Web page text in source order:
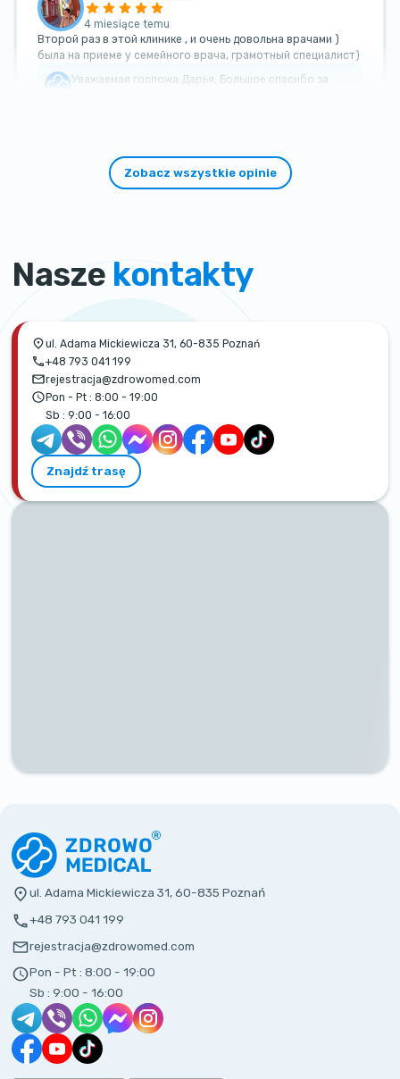
4 miesiące temu
Второй раз в этой клинике , и очень довольна врачами )
была на приеме у семейного врача, грамотный специалист)
Уважаемая госпожа Дарья, Большое спасибо за
Zobacz wszystkie opinie
Nasze kontakty
ul. Adama Mickiewicza 31, 60-835 Poznań
+48 793 041 199
rejestracja@zdrowomed.com
Pon - Pt : 8:00 - 19:00
Sb : 9:00 - 16:00
Znajdź trasę
ul. Adama Mickiewicza 31, 60-835 Poznań
+48 793 041 199
rejestracja@zdrowomed.com
Pon - Pt : 8:00 - 19:00
Sb : 9:00 - 16:00